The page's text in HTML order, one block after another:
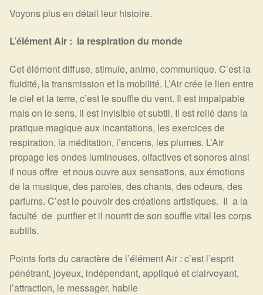
Cadeaux de naissance
Ésotérisme : les pratiques spirituelles du monde invisible
Arts Divinatoires : Percez les Mystères de l’Invisible
Magie: Le Savoir des Sorcières
Protection énergétique : Trouvez votre bouclier
intérieur
Les pierres en détail
Test — Quelle Gardienne ?
Mon compte
Voyons plus en détail leur histoire.
L’élément Air : la respiration du monde
Cet élément diffuse, stimule, anime, communique. C’est la
fluidité, la transmission et la mobilité. L’Air crée le lien entre
le ciel et la terre, c’est le souffle du vent. Il est impalpable
mais on le sens, il est invisible et subtil. Il est relié dans la
pratique magique aux incantations, les exercices de
respiration, la méditation, l’encens, les plumes. L’Air
propage les ondes lumineuses, olfactives et sonores ainsi
il nous offre et nous ouvre aux sensations, aux émotions
de la musique, des paroles, des chants, des odeurs, des
parfums. C’est le pouvoir des créations artistiques. Il a la
faculté de purifier et il nourrit de son souffle vital les corps
subtils.
Points forts du caractère de l’élément Air : c’est l’esprit
pénétrant, joyeux, indépendant, appliqué et clairvoyant,
l’attraction, le messager, habile